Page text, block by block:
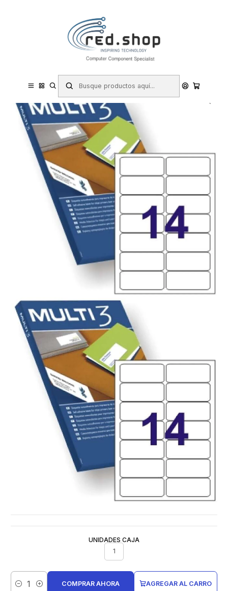
Haga Click Aqui
Papelería y Material de oficina Material de oficina
Etiquetas multiusos
Multi3 Pack de 1400 Etiquetas Blancas Cantos Redondeados
Tamaño 99,1x38,1mm - Adhesivo Permanente - Aptas para
UNIDADES CAJA
1
Cantidad
AGREGAR AL CARRO
COMPRAR AHORA